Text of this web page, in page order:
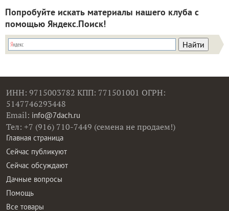
Попробуйте искать материалы нашего клуба с
помощью Яндекс.Поиск!
ИНН: 9715003782 КПП: 771501001 ОГРН:
5147746293448
Email: info@7dach.ru
Тел: +7 (916) 710-7449 (семена не продаем!)
Главная страница
Сейчас публикуют
Сейчас обсуждают
Дачные вопросы
Помощь
Все товары